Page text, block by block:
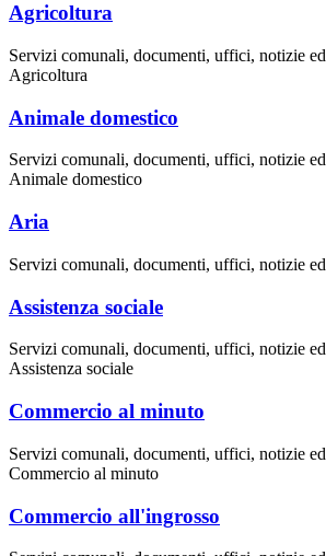
Agricoltura
Servizi comunali, documenti, uffici, notizie
Agricoltura
Animale domestico
Servizi comunali, documenti, uffici, notizie
Animale domestico
Aria
Servizi comunali, documenti, uffici, notizie
Assistenza sociale
Servizi comunali, documenti, uffici, notizie
Assistenza sociale
Commercio al minuto
Servizi comunali, documenti, uffici, notizie
Commercio al minuto
Commercio all'ingrosso